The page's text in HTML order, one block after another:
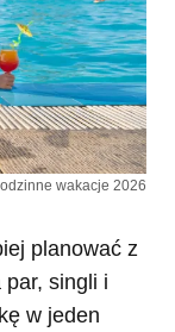
wakacje 2026
planować z
par, singli i
w jeden